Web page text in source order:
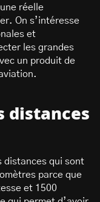
réelle
On s’intéresse
et
les grandes
un produit de
distances
distances qui sont
parce que
et 1500